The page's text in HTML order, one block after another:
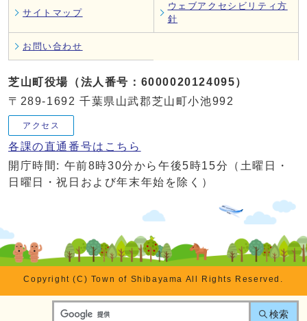
サイトマップ
ウェブアクセシビリティ方
針
お問い合わせ
芝山町役場（法人番号：6000020124095）
〒289-1692 千葉県山武郡芝山町小池992
アクセス
各課の直通番号はこちら
開庁時間: 午前8時30分から午後5時15分（土曜日・
日曜日・祝日および年末年始を除く）
Copyright (C) Town of Shibayama All Rights Reserved.
検索